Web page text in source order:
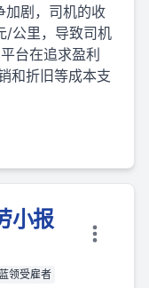
加剧，司机的收
/公里，导致司机
台在追求盈利
和折旧等成本支
小报
领受雇者